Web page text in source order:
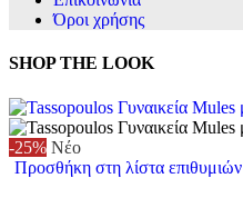
Όροι χρήσης
SHOP THE LOOK
-25% Νέο
Προσθήκη στη λίστα επιθυμιών